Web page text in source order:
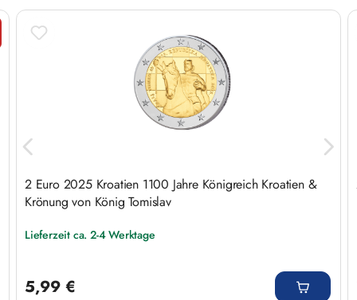
2 Euro 2025 Kroatien 1100 Jahre Königreich Kroatien &
Krönung von König Tomislav
Lieferzeit ca. 2-4 Werktage
5,99 €